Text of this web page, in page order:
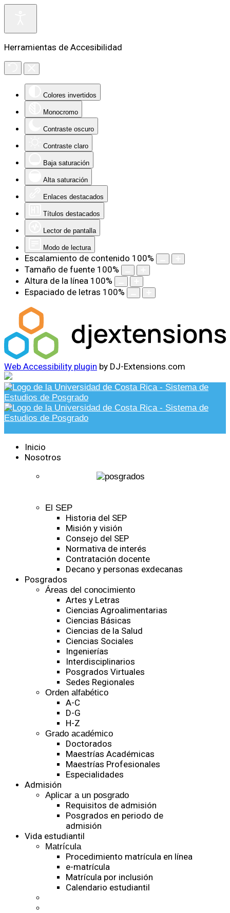
Herramientas de Accesibilidad
Colores invertidos
Monocromo
Contraste oscuro
Contraste claro
Baja saturación
Alta saturación
Enlaces destacados
Títulos destacados
Lector de pantalla
Modo de lectura
Escalamiento de contenido 100%
Tamaño de fuente 100%
Altura de la línea 100%
Espaciado de letras 100%
Web Accessibility plugin by DJ-Extensions.com
Inicio
Nosotros
El SEP
Historia del SEP
Misión y visión
Consejo del SEP
Normativa de interés
Contratación docente
Decano y personas exdecanas
Posgrados
Áreas del conocimiento
Artes y Letras
Ciencias Agroalimentarias
Ciencias Básicas
Ciencias de la Salud
Ciencias Sociales
Ingenierías
Interdisciplinarios
Posgrados Virtuales
Sedes Regionales
Orden alfabético
A-C
D-G
H-Z
Grado académico
Doctorados
Maestrías Académicas
Maestrías Profesionales
Especialidades
Admisión
Aplicar a un posgrado
Requisitos de admisión
Posgrados en periodo de
admisión
Vida estudiantil
Matrícula
Procedimiento matrícula en línea
e-matrícula
Matrícula por inclusión
Calendario estudiantil